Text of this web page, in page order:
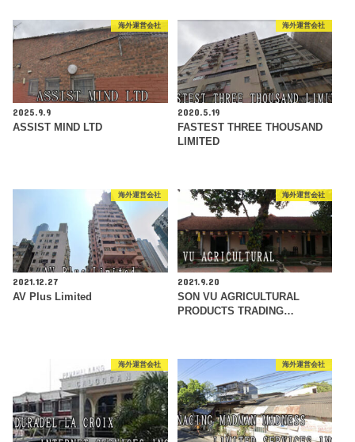
海外運営会社
2025.9.9
ASSIST MIND LTD
海外運営会社
2020.5.19
FASTEST THREE THOUSAND
LIMITED
海外運営会社
2021.12.27
AV Plus Limited
海外運営会社
2021.9.20
SON VU AGRICULTURAL
PRODUCTS TRADING…
海外運営会社 海外運営会社